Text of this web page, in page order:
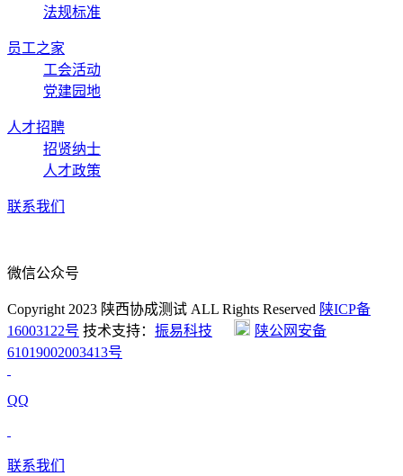
法规标准
员工之家
工会活动
党建园地
人才招聘
招贤纳士
人才政策
联系我们
微信公众号
Copyright 2023 陕西协成测试 ALL Rights Reserved 陕ICP备
16003122号 技术支持： 振易科技
陕公网安备
61019002003413号
QQ
联系我们